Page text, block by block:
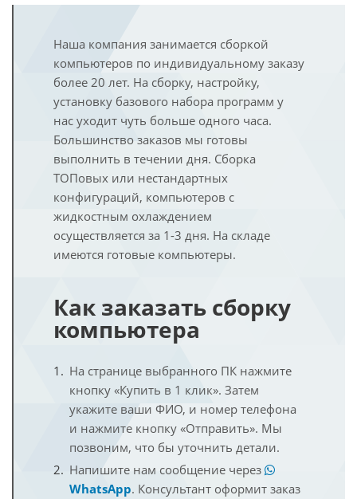
Наша компания занимается сборкой
компьютеров по индивидуальному заказу
более 20 лет. На сборку, настройку,
установку базового набора программ у
нас уходит чуть больше одного часа.
Большинство заказов мы готовы
выполнить в течении дня. Сборка
ТОПовых или нестандартных
конфигураций, компьютеров с
жидкостным охлаждением
осуществляется за 1-3 дня. На складе
имеются готовые компьютеры.
Как заказать сборку
компьютера
На странице выбранного ПК нажмите
кнопку «Купить в 1 клик». Затем
укажите ваши ФИО, и номер телефона
и нажмите кнопку «Отправить». Мы
позвоним, что бы уточнить детали.
Напишите нам сообщение через
WhatsApp. Консультант оформит заказ